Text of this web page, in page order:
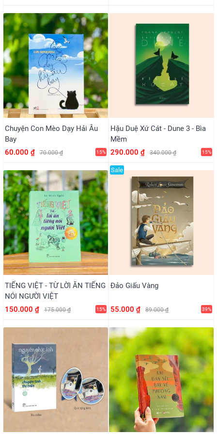
Chuyện Con Mèo Dạy Hải Âu
Bay
60.000 ₫
70.000 ₫ 15%
Hậu Duệ Xứ Cát - Dune 3 - Bìa
Mềm
290.000 ₫
340.000 ₫ 15%
TIẾNG VIỆT - TỪ LỜI ĂN TIẾNG
NÓI NGƯỜI VIỆT
150.000 ₫
175.000 ₫ 15%
Sale
Đảo Giấu Vàng
55.000 ₫ 89.000 ₫ 39%